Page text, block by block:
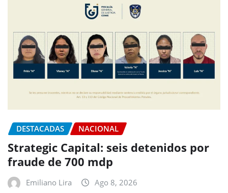
DESTACADAS NACIONAL
Strategic Capital: seis detenidos por
fraude de 700 mdp
Emiliano Lira Ago 8, 2026